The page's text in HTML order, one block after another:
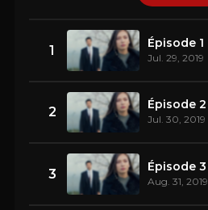
1 Épisode 1
Jul. 29, 2019
2 Épisode 2
Jul. 30, 2019
3 Épisode 3
Aug. 31, 2019